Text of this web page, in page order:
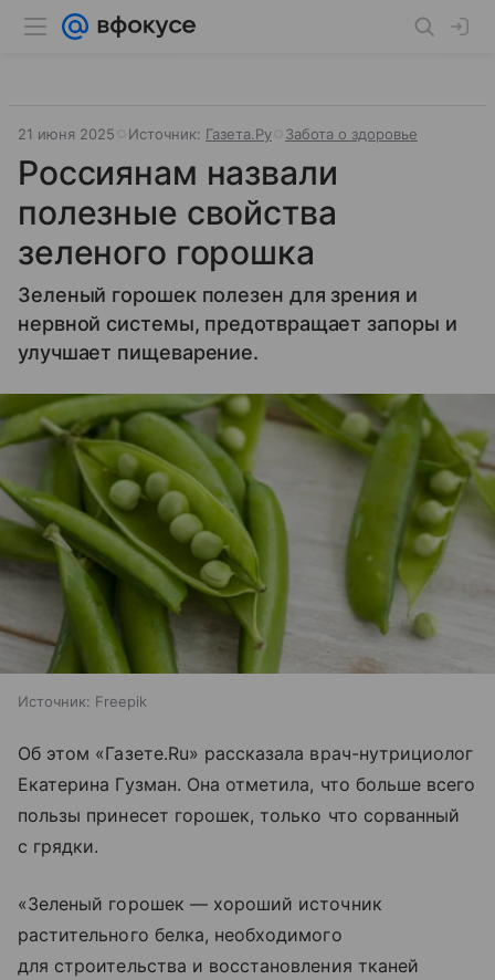
21 июня 2025 Источник: Газета.Ру Забота о здоровье
Россиянам назвали
полезные свойства
зеленого горошка
Зеленый горошек полезен для зрения и
нервной системы, предотвращает запоры и
улучшает пищеварение.
Источник: Freepik
Об этом «Газете.Ru» рассказала врач-нутрициолог
Екатерина Гузман. Она отметила, что больше всего
пользы принесет горошек, только что сорванный
с грядки.
«Зеленый горошек — хороший источник
растительного белка, необходимого
для строительства и восстановления тканей